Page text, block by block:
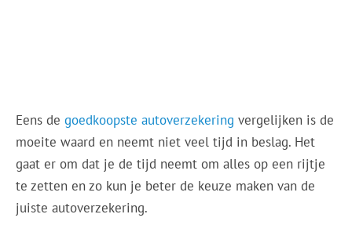
Eens degoedkoopste autoverzekering vergelijken is de
moeite waard en neemt niet veel tijd in beslag. Het
gaat er om dat je de tijd neemt om alles op een rijtje
te zetten en zo kun je beter de keuze maken van de
juiste autoverzekering.